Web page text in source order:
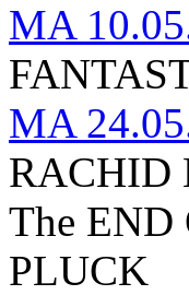
MA
MA
RACHID
The END
PLUCK